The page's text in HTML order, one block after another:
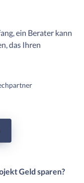
ein Berater kann
das Ihren
Geld sparen?